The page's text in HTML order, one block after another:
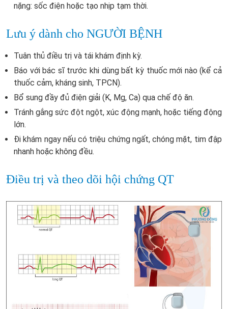
nặng: sốc điện hoặc tạo nhịp tạm thời.
Lưu ý dành cho NGƯỜI BỆNH
Tuân thủ điều trị và tái khám định kỳ.
Báo với bác sĩ trước khi dùng bất kỳ thuốc mới nào (kể cả
thuốc cảm, kháng sinh, TPCN).
Bổ sung đầy đủ điện giải (K, Mg, Ca) qua chế độ ăn.
Tránh gắng sức đột ngột, xúc động mạnh, hoặc tiếng động
lớn.
Đi khám ngay nếu có triệu chứng ngất, chóng mặt, tim đập
nhanh hoặc không đều.
Điều trị và theo dõi hội chứng QT